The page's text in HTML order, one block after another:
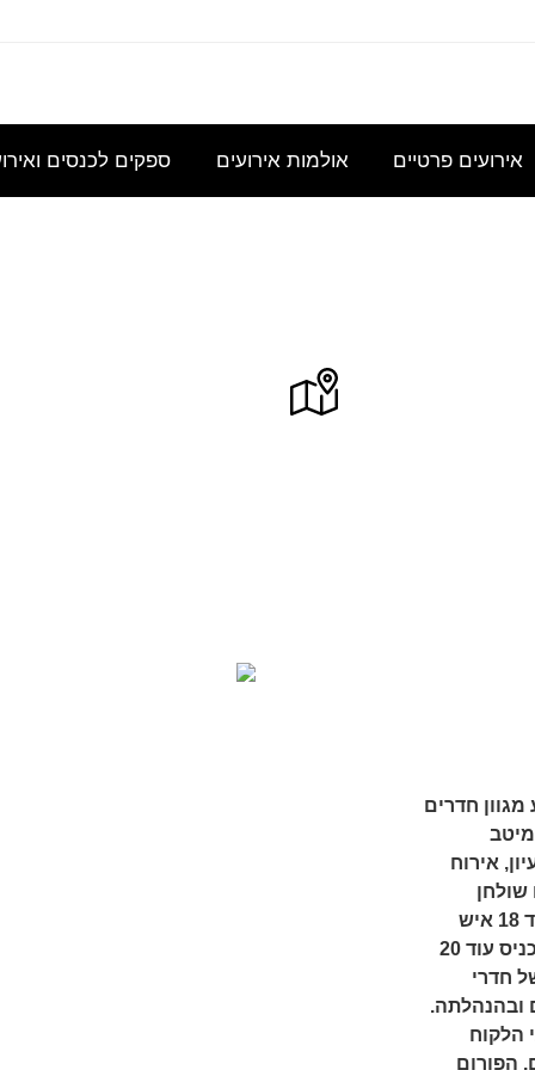
כנס
לכ- 100
להשכיר
אולם/
כיתה
הצעת
מחיר
בסיסית
לקבל
הצעת
מחיר
מחיר
עבור כנס
מנהלי
אירועים פרטיים אולמות אירועים ספקים לכנסים
חדרים
אירוח
שולחן
אלפא משולב – עד 30 איש, ישנה אפשרות להכניס עוד 20
חדרי
ובהנהלתה.
הלקוח
הפורום